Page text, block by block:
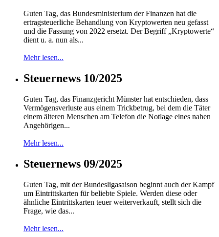
Guten Tag, das Bundesministerium der Finanzen hat die
ertragsteuerliche Behandlung von Kryptowerten neu gefasst
und die Fassung von 2022 ersetzt. Der Begriff „Kryptowerte“
dient u. a. nun als...
Mehr lesen...
Steuernews 10/2025
Guten Tag, das Finanzgericht Münster hat entschieden, dass
Vermögensverluste aus einem Trickbetrug, bei dem die Täter
einem älteren Menschen am Telefon die Notlage eines nahen
Angehörigen...
Mehr lesen...
Steuernews 09/2025
Guten Tag, mit der Bundesligasaison beginnt auch der Kampf
um Eintrittskarten für beliebte Spiele. Werden diese oder
ähnliche Eintrittskarten teuer weiterverkauft, stellt sich die
Frage, wie das...
Mehr lesen...